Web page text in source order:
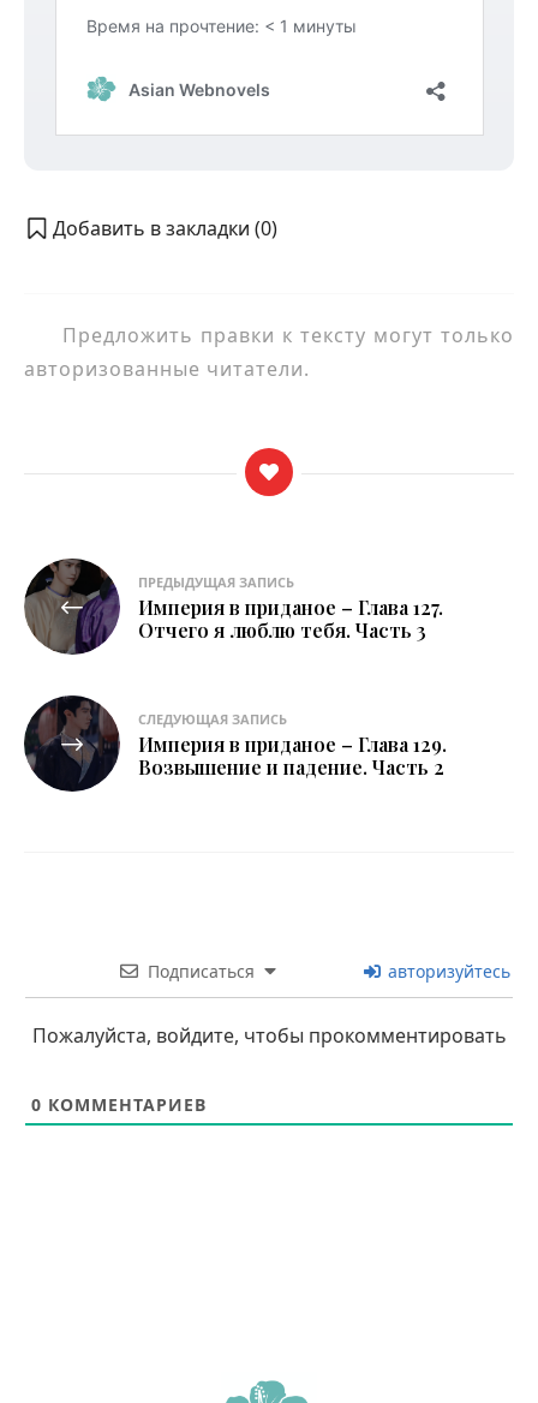
Добавить в закладки (0)
Предложить правки к тексту могут только
авторизованные читатели.
Навигация
по
записям
ПРЕДЫДУЩАЯ ЗАПИСЬ
Империя в приданое – Глава 127.
Отчего я люблю тебя. Часть 3
СЛЕДУЮЩАЯ ЗАПИСЬ
Империя в приданое – Глава 129.
Возвышение и падение. Часть 2
Подписаться авторизуйтесь
Пожалуйста, войдите, чтобы прокомментировать
0 КОММЕНТАРИЕВ